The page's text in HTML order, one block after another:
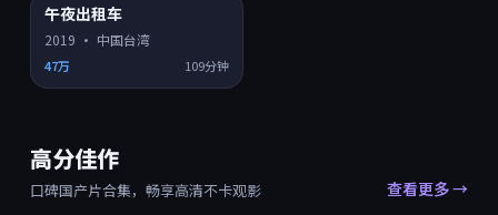
8.6
午夜出租车
2019 · 中国台湾
47万 109分钟
高分佳作
口碑国产片合集，畅享高清不卡观影 查看更多 →
9.4